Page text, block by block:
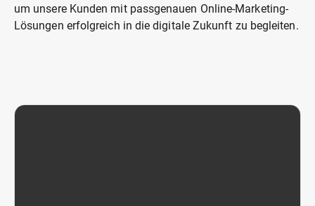
um unsere Kunden mit passgenauen Online-Marketing-
Lösungen erfolgreich in die digitale Zukunft zu begleiten.